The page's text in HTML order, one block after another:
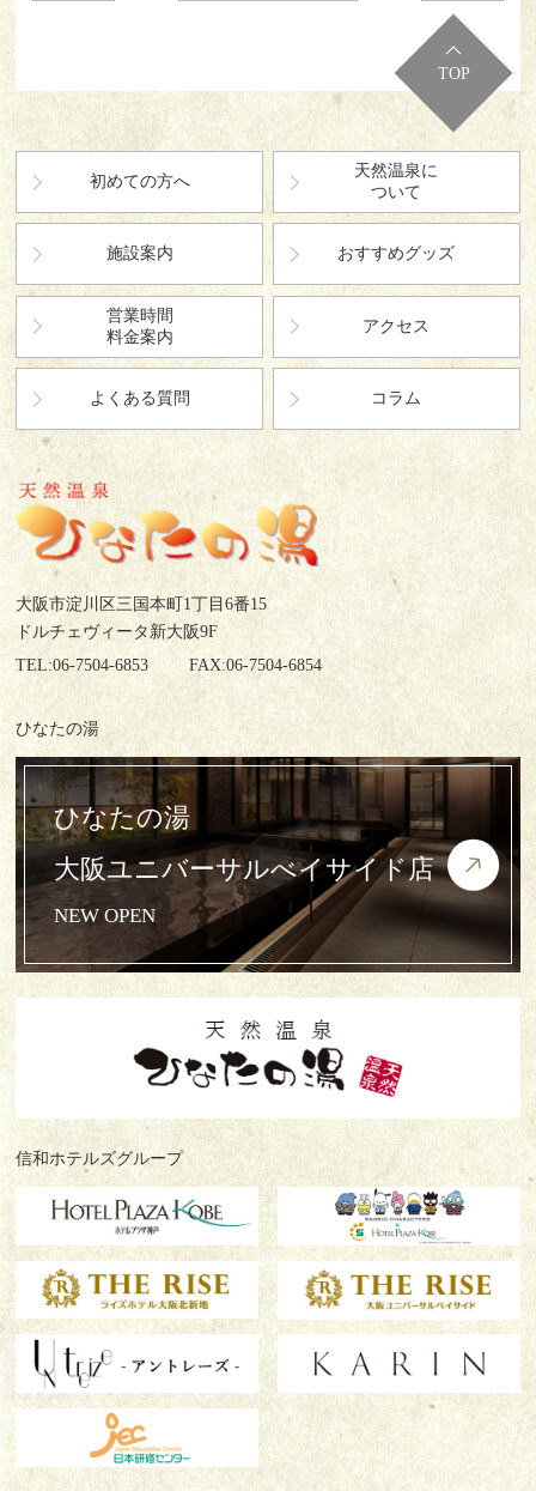
TOP
初めての方へ
天然温泉に
ついて
施設案内 おすすめグッズ
営業時間
料金案内
アクセス
よくある質問 コラム
大阪市淀川区三国本町1丁目6番15
ドルチェヴィータ新大阪9F
TEL:06-7504-6853
FAX:06-7504-6854
ひなたの湯
ひなたの湯
大阪ユニバーサルべイサイド店
NEW OPEN
信和ホテルズグループ